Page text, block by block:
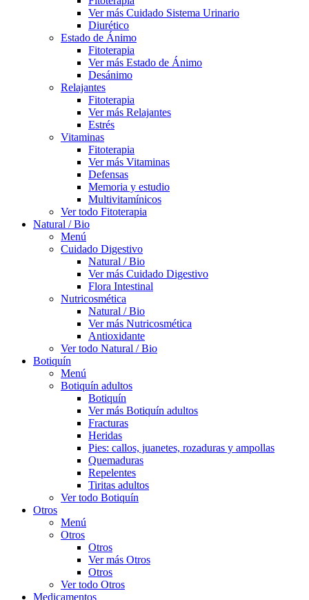
Ver más Cuidado Sistema Urinario
Diurético
Estado de Ánimo
Fitoterapia
Ver más Estado de Ánimo
Desánimo
Relajantes
Fitoterapia
Ver más Relajantes
Estrés
Vitaminas
Fitoterapia
Ver más Vitaminas
Defensas
Memoria y estudio
Multivitamínicos
Ver todo Fitoterapia
Natural / Bio
Menú
Cuidado Digestivo
Natural / Bio
Ver más Cuidado Digestivo
Flora Intestinal
Nutricosmética
Natural / Bio
Ver más Nutricosmética
Antioxidante
Ver todo Natural / Bio
Botiquín
Menú
Botiquín adultos
Botiquín
Ver más Botiquín adultos
Fracturas
Heridas
Pies: callos, juanetes, rozaduras y ampollas
Quemaduras
Repelentes
Tiritas adultos
Ver todo Botiquín
Otros
Menú
Otros
Otros
Ver más Otros
Otros
Ver todo Otros
Medicamentos